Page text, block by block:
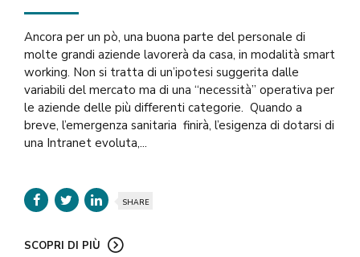
Ancora per un pò, una buona parte del personale di
molte grandi aziende lavorerà da casa, in modalità smart
working. Non si tratta di un’ipotesi suggerita dalle
variabili del mercato ma di una “necessità” operativa per
le aziende delle più differenti categorie. Quando a
breve, l’emergenza sanitaria finirà, l’esigenza di dotarsi di
una Intranet evoluta,...
SHARE
SCOPRI DI PIÙ